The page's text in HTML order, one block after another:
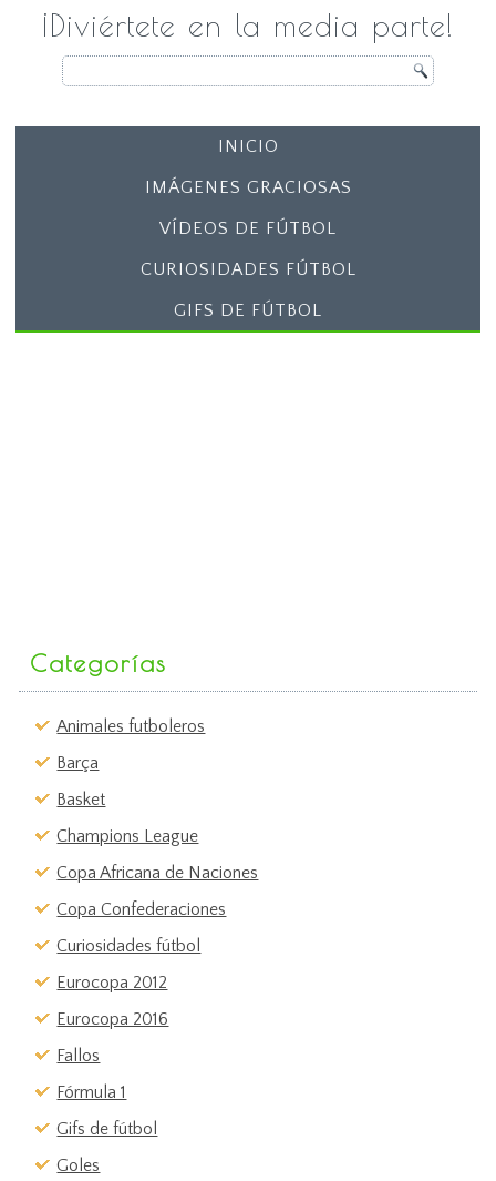
¡Diviértete en la media parte!
INICIO
IMÁGENES GRACIOSAS
VÍDEOS DE FÚTBOL
CURIOSIDADES FÚTBOL
GIFS DE FÚTBOL
Categorías
Animales futboleros
Barça
Basket
Champions League
Copa Africana de Naciones
Copa Confederaciones
Curiosidades fútbol
Eurocopa 2012
Eurocopa 2016
Fallos
Fórmula 1
Gifs de fútbol
Goles